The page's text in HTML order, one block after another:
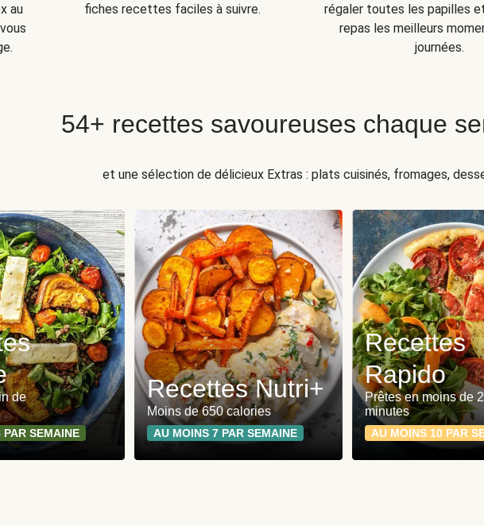
au
fiches recettes faciles à suivre.
régaler toutes les papilles
repas les meilleurs
journées.
54+ recettes savoureuses chaque
et une sélection de délicieux Extras : plats cuisinés, fromages,
de
SEMAINE
Recettes Nutri+
Moins de 650 calories
AU MOINS 7 PAR SEMAINE
Recettes
Rapido
Prêtes en moins de
minutes
AU MOINS 10 PAR